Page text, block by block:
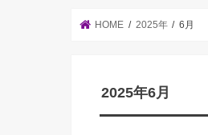
HOME 2025年 6月
2025年6月